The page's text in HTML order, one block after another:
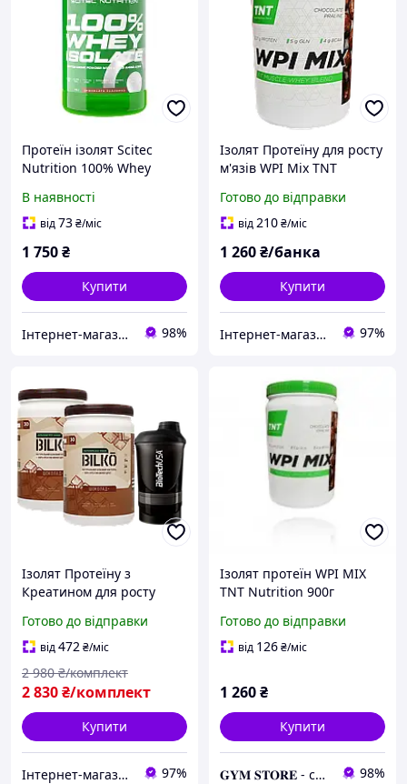
Протеїн ізолят Scitec
Nutrition 100% Whey
В наявності
від73₴/міс
1 750₴
Купити
Інтернет-магазин спортивного харчування у Вінниці «Kings Nutrition» 98%
Ізолят Протеїну для росту
м'язів WPI Mix TNT
праліне 1 кг
Готово до відправки
від210₴/міс
1 260₴/банка
Купити
Інтернет-магазин Salsa-market 97%
Ізолят Протеїну з
Креатином для росту
60 порцій, смак шоколад
+ Шейкер
Готово до відправки
від472₴/міс
2 830₴/комплект
2 980 ₴/комплект
Купити
Інтернет-магазин Salsa-market 97%
Ізолят протеїн WPI MIX
TNT Nutrition 900г
Готово до відправки
від 126₴/міс
1 260₴
Купити
𝐆𝐘𝐌 𝐒𝐓𝐎𝐑𝐄 - спортивні добавки 98%